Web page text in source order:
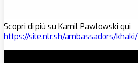
Scopri di più su Kamil Pawlowski qui
https://site.nlr.sh/ambassadors/khaki/